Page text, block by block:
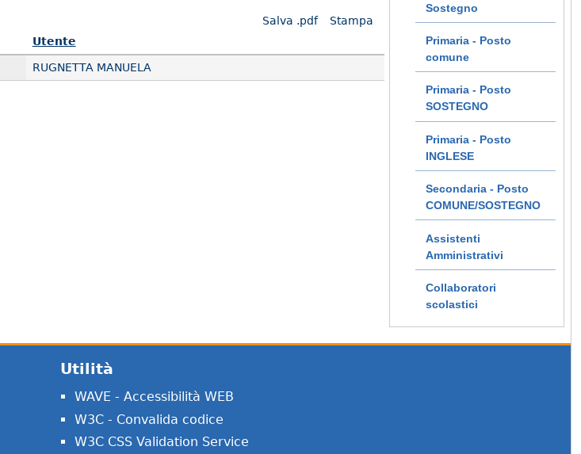
Stampa
Salva .pdf
Utente
RUGNETTA MANUELA
Sostegno
Primaria - Posto
comune
Primaria - Posto
SOSTEGNO
Primaria - Posto
INGLESE
Secondaria - Posto
COMUNE/SOSTEGNO
Assistenti
Amministrativi
Collaboratori
scolastici
Utilità
WAVE - Accessibilità WEB
W3C - Convalida codice
W3C CSS Validation Service